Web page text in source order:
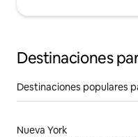
Destinaciones
Destinaciones populares
Nueva York